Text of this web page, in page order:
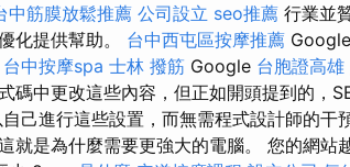
中筋膜放鬆推薦 公司設立 seo推薦 行業並
化提供幫助。 台中西屯區按摩推薦 Google
台中按摩spa 士林 撥筋 Google 台胞證高雄
碼中更改這些內容，但正如開頭提到的，
己進行這些設置，而無需程式設計師的干
就是為什麼需要更強大的電腦。 您的網站